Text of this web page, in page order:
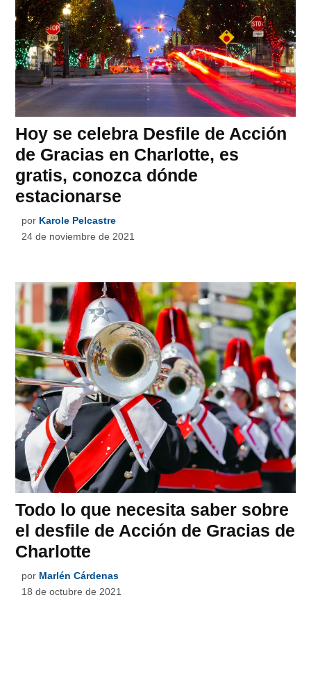
Hoy se celebra Desfile de Acción
de Gracias en Charlotte, es
gratis, conozca dónde
estacionarse
por Karole Pelcastre
24 de noviembre de 2021
Todo lo que necesita saber sobre
el desfile de Acción de Gracias de
Charlotte
por Marlén Cárdenas
18 de octubre de 2021